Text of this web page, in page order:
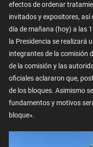
efectos de ordenar
invitados y expositores, así
día de mañana (hoy) a las
la Presidencia se realizará
integrantes de la comisión
de la comisión y las
oficiales aclararon que,
de los bloques. Asimismo
fundamentos y motivos
bloque».